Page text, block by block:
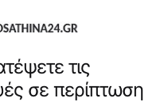
τις
σε περίπτωση